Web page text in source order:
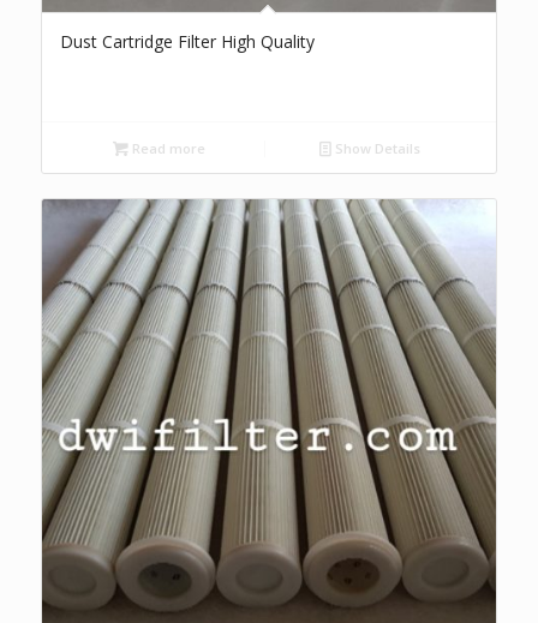
Dust Cartridge Filter High Quality
Read more Show Details